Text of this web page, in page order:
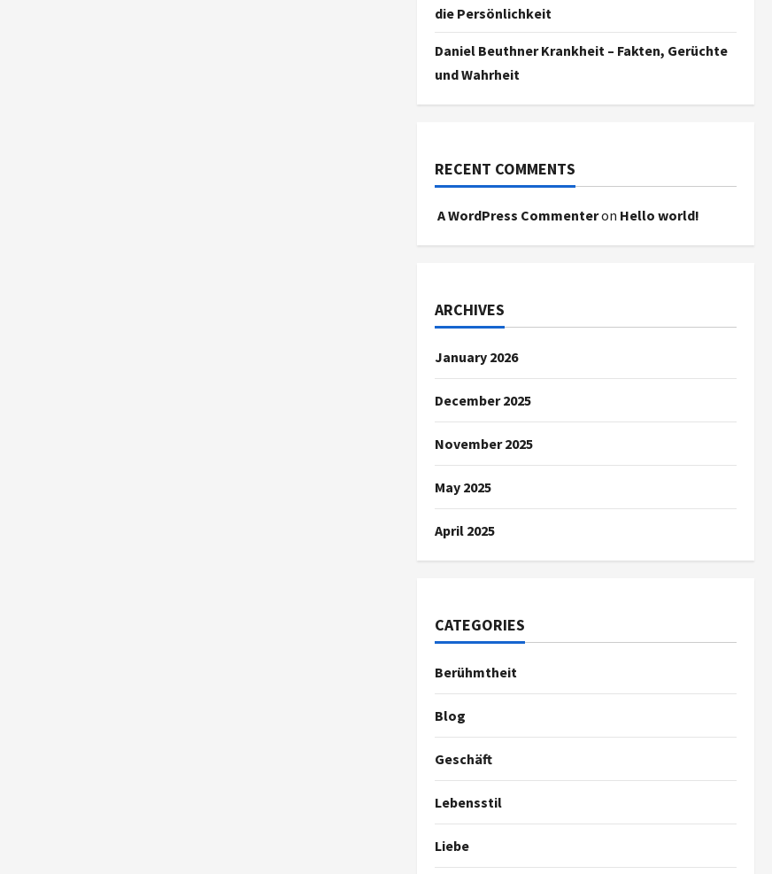
die Persönlichkeit
Daniel Beuthner Krankheit – Fakten, Gerüchte
und Wahrheit
RECENT COMMENTS
A WordPress Commenteron Hello world!
ARCHIVES
January 2026
December 2025
November 2025
May 2025
April 2025
CATEGORIES
Berühmtheit
Blog
Geschäft
Lebensstil
Liebe